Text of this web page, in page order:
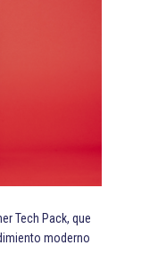
Tech Pack, que
moderno